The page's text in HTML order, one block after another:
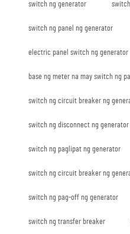
switch ng generator
switch ng panel ng generator
electric panel switch ng generator
base ng meter na may switch ng
switch ng circuit breaker ng
switch ng disconnect ng generator
switch ng paglipat ng generator
switch ng circuit breaker ng
switch ng pag-off ng generator
switch ng transfer breaker